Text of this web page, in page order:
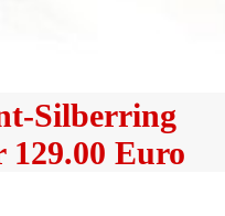
Silberring
Euro